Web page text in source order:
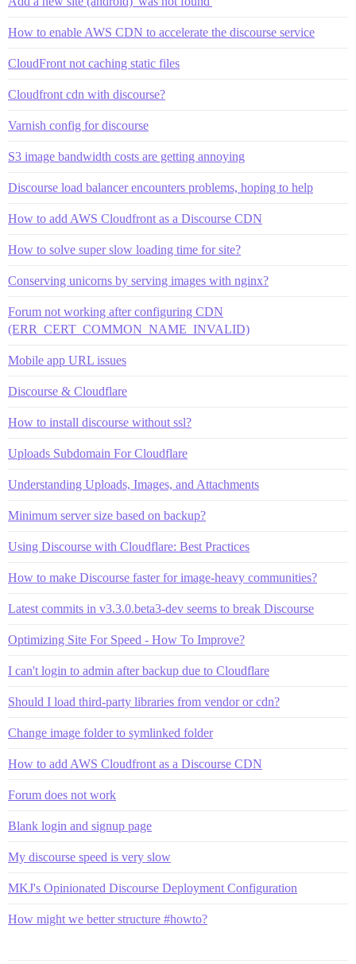
How to enable AWS CDN to accelerate the discourse service
CloudFront not caching static files
Cloudfront cdn with discourse?
Varnish config for discourse
S3 image bandwidth costs are getting annoying
Discourse load balancer encounters problems, hoping to help
How to add AWS Cloudfront as a Discourse CDN
How to solve super slow loading time for site?
Conserving unicorns by serving images with nginx?
Forum not working after configuring CDN
(ERR_CERT_COMMON_NAME_INVALID)
Mobile app URL issues
Discourse & Cloudflare
How to install discourse without ssl?
Uploads Subdomain For Cloudflare
Understanding Uploads, Images, and Attachments
Minimum server size based on backup?
Using Discourse with Cloudflare: Best Practices
How to make Discourse faster for image-heavy communities?
Latest commits in v3.3.0.beta3-dev seems to break Discourse
Optimizing Site For Speed - How To Improve?
I can't login to admin after backup due to Cloudflare
Should I load third-party libraries from vendor or cdn?
Change image folder to symlinked folder
How to add AWS Cloudfront as a Discourse CDN
Forum does not work
Blank login and signup page
My discourse speed is very slow
MKJ's Opinionated Discourse Deployment Configuration
How might we better structure #howto?